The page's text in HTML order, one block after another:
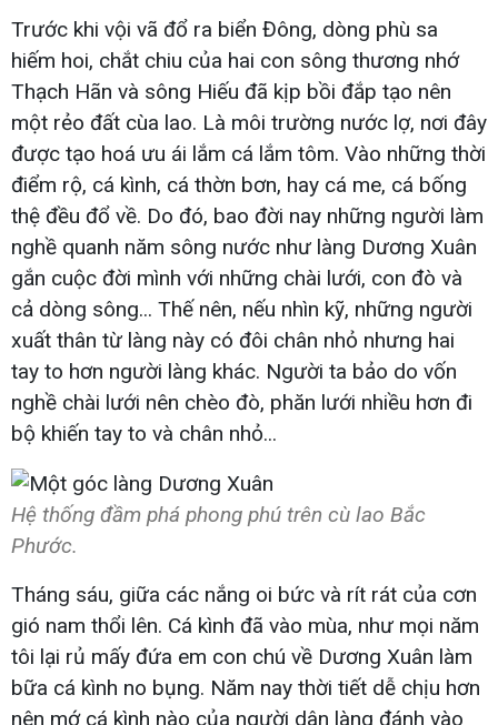
Trước khi vội vã đổ ra biển Đông, dòng phù sa
hiếm hoi, chắt chiu của hai con sông thương nhớ
Thạch Hãn và sông Hiếu đã kịp bồi đắp tạo nên
một rẻo đất cùa lao. Là môi trường nước lợ, nơi đây
được tạo hoá ưu ái lắm cá lắm tôm. Vào những thời
điểm rộ, cá kình, cá thờn bơn, hay cá me, cá bống
thệ đều đổ về. Do đó, bao đời nay những người làm
nghề quanh năm sông nước như làng Dương Xuân
gắn cuộc đời mình với những chài lưới, con đò và
cả dòng sông... Thế nên, nếu nhìn kỹ, những người
xuất thân từ làng này có đôi chân nhỏ nhưng hai
tay to hơn người làng khác. Người ta bảo do vốn
nghề chài lưới nên chèo đò, phăn lưới nhiều hơn đi
bộ khiến tay to và chân nhỏ...
Hệ thống đầm phá phong phú trên cù lao Bắc
Phước.
Tháng sáu, giữa các nắng oi bức và rít rát của cơn
gió nam thổi lên. Cá kình đã vào mùa, như mọi năm
tôi lại rủ mấy đứa em con chú về Dương Xuân làm
bữa cá kình no bụng. Năm nay thời tiết dễ chịu hơn
nên mớ cá kình nào của người dân làng đánh vào